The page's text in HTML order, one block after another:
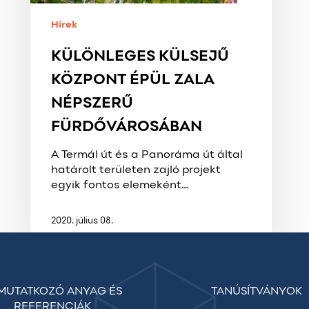
Hírek
KÜLÖNLEGES KÜLSEJŰ
KÖZPONT ÉPÜL ZALA
NÉPSZERŰ
FÜRDŐVÁROSÁBAN
A Termál út és a Panoráma út által
határolt területen zajló projekt
egyik fontos elemeként…
2020. július 08.
ANYAG ÉS
TANÚSÍTVÁNYOK